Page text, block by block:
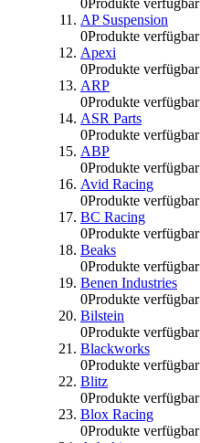
0Produkte verfügbar
AP Suspension
0Produkte verfügbar
Apexi
0Produkte verfügbar
ARP
0Produkte verfügbar
ASR Parts
0Produkte verfügbar
ABP
0Produkte verfügbar
Avid Racing
0Produkte verfügbar
BC Racing
0Produkte verfügbar
Beaks
0Produkte verfügbar
Benen Industries
0Produkte verfügbar
Bilstein
0Produkte verfügbar
Blackworks
0Produkte verfügbar
Blitz
0Produkte verfügbar
Blox Racing
0Produkte verfügbar